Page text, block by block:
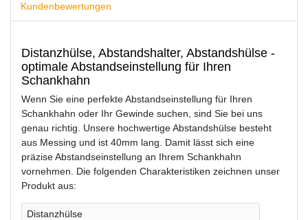
Kundenbewertungen
Distanzhülse, Abstandshalter, Abstandshülse -
optimale Abstandseinstellung für Ihren
Schankhahn
Wenn Sie eine perfekte Abstandseinstellung für Ihren
Schankhahn oder Ihr Gewinde suchen, sind Sie bei uns
genau richtig. Unsere hochwertige Abstandshülse besteht
aus Messing und ist 40mm lang. Damit lässt sich eine
präzise Abstandseinstellung an Ihrem Schankhahn
vornehmen. Die folgenden Charakteristiken zeichnen unser
Produkt aus:
Distanzhülse